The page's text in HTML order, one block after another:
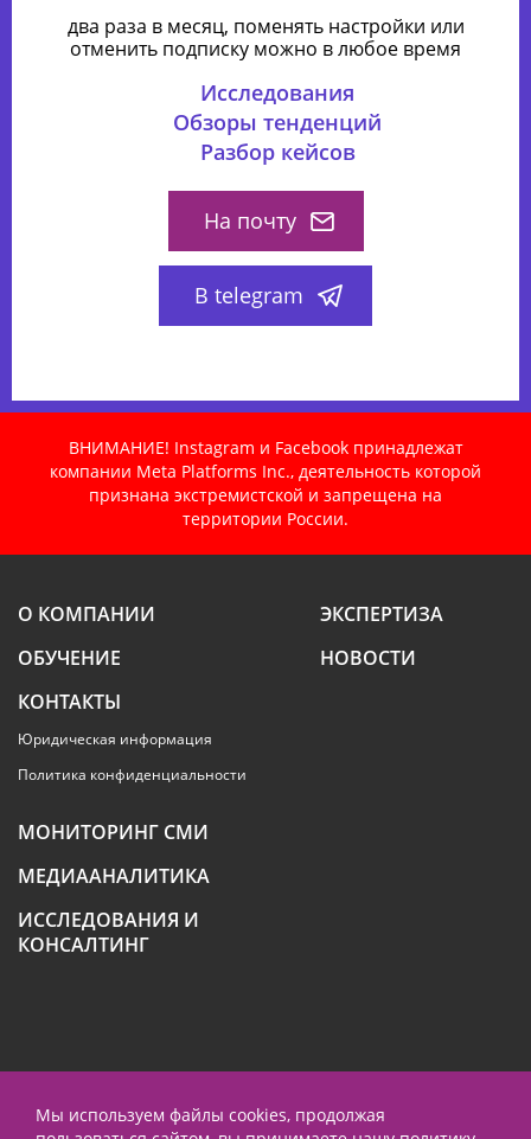
два раза в месяц, поменять настройки или
отменить подписку можно в любое время
Исследования
Обзоры тенденций
Разбор кейсов
На почту
В telegram
ВНИМАНИЕ! Instagram и Facebook принадлежат
компании Meta Platforms Inc., деятельность которой
признана экстремистской и запрещена на
территории России.
О КОМПАНИИ
ЭКСПЕРТИЗА
ОБУЧЕНИЕ
НОВОСТИ
КОНТАКТЫ
Юридическая информация
Политика конфиденциальности
МОНИТОРИНГ СМИ
МЕДИААНАЛИТИКА
ИССЛЕДОВАНИЯ И
КОНСАЛТИНГ
+7 (495) 789-4259
Мы используем файлы cookies, продолжая